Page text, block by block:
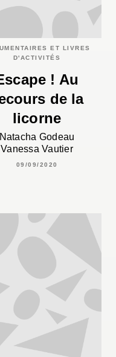
ET LIVRES
D'ACTIVITÉS
! Au
de la
licorne
Natacha Godeau
Vanessa Vautier
09/09/2020